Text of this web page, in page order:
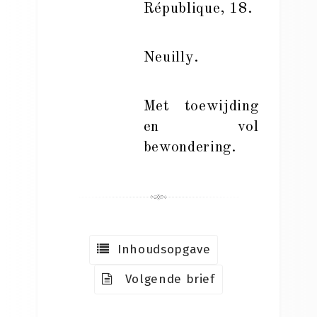
République, 18.
Neuilly.
Met toewijding
en vol
bewondering.
Inhoudsopgave
Volgende brief